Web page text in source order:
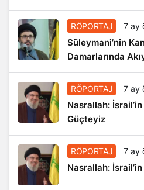
RÖPORTAJ 7 ay
Süleymani’nin
Damarlarında
RÖPORTAJ 7 ay
Nasrallah:
Güçteyiz
RÖPORTAJ 7 ay
Nasrallah: